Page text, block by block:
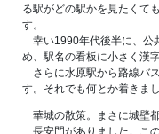
る駅がどの駅かを見たくて
す。
幸い1990年代後半に、公
め、駅名の看板に小さく漢
さらに水原駅から路線バ
す。それでも何とか着きまし
華城の散策。まさに城壁都
長安門がありました。こ